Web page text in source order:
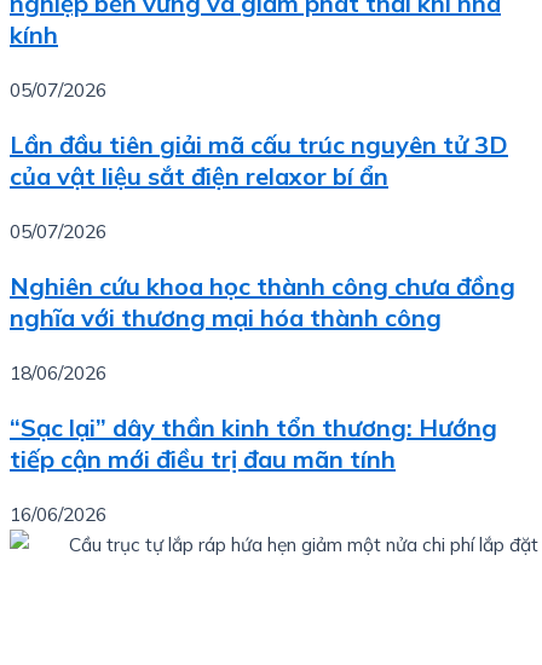
kính
05/07/2026
Lần đầu tiên giải mã cấu trúc nguyên tử 3D
của vật liệu sắt điện relaxor bí ẩn
05/07/2026
Nghiên cứu khoa học thành công chưa đồng
nghĩa với thương mại hóa thành công
18/06/2026
“Sạc lại” dây thần kinh tổn thương: Hướng
tiếp cận mới điều trị đau mãn tính
16/06/2026